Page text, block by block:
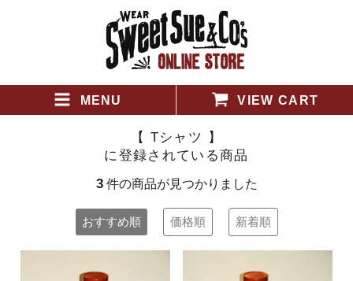
MENU VIEW CART
【 Tシャツ 】
に登録されている商品
3件の商品が見つかりました
おすすめ順 価格順 新着順